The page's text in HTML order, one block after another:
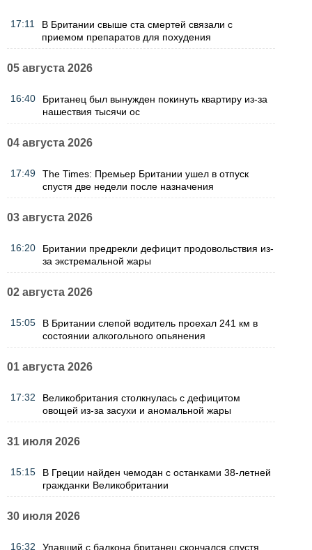
17:11
В Британии свыше ста смертей связали с
приемом препаратов для похудения
05 августа 2026
16:40
Британец был вынужден покинуть квартиру из-за
нашествия тысячи ос
04 августа 2026
17:49
The Times: Премьер Британии ушел в отпуск
спустя две недели после назначения
03 августа 2026
16:20
Британии предрекли дефицит продовольствия из-
за экстремальной жары
02 августа 2026
15:05
В Британии слепой водитель проехал 241 км в
состоянии алкогольного опьянения
01 августа 2026
17:32
Великобритания столкнулась с дефицитом
овощей из-за засухи и аномальной жары
31 июля 2026
15:15
В Греции найден чемодан с останками 38-летней
гражданки Великобритании
30 июля 2026
16:32
Упавший с балкона британец скончался спустя